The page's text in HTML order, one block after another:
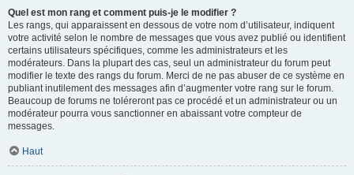
Quel est mon rang et comment puis-je le modifier ?
Les rangs, qui apparaissent en dessous de votre nom d’utilisateur, indiquent
votre activité selon le nombre de messages que vous avez publié ou identifient
certains utilisateurs spécifiques, comme les administrateurs et les
modérateurs. Dans la plupart des cas, seul un administrateur du forum peut
modifier le texte des rangs du forum. Merci de ne pas abuser de ce système en
publiant inutilement des messages afin d’augmenter votre rang sur le forum.
Beaucoup de forums ne toléreront pas ce procédé et un administrateur ou un
modérateur pourra vous sanctionner en abaissant votre compteur de
messages.
Haut